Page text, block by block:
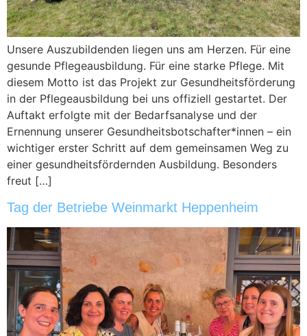
Unsere Auszubildenden liegen uns am Herzen. Für eine
gesunde Pflegeausbildung. Für eine starke Pflege. Mit
diesem Motto ist das Projekt zur Gesundheitsförderung
in der Pflegeausbildung bei uns offiziell gestartet. Der
Auftakt erfolgte mit der Bedarfsanalyse und der
Ernennung unserer Gesundheitsbotschafter*innen – ein
wichtiger erster Schritt auf dem gemeinsamen Weg zu
einer gesundheitsfördernden Ausbildung. Besonders
freut […]
Tag der Betriebe Weinmarkt Heppenheim